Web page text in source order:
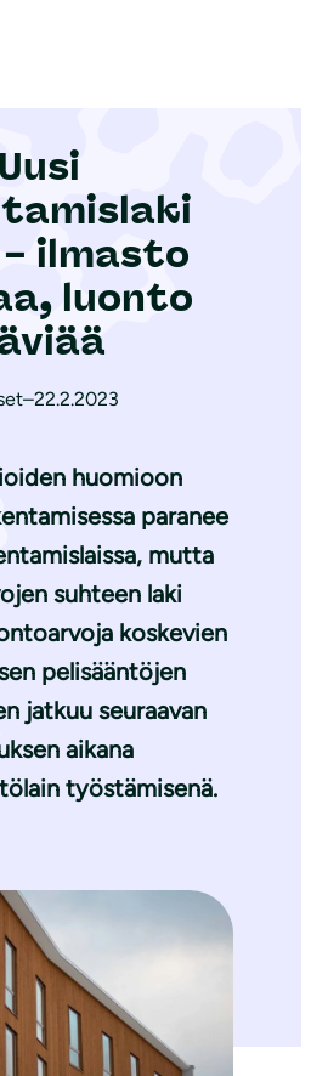
Uusi
ilmasto
luonto
–22.2.2023
huomioon
paranee
mutta
suhteen laki
koskevien
pelisääntöjen
jatkuu seuraavan
aikana
työstämisenä.